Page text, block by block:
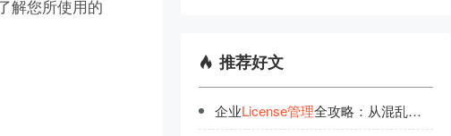
解您所使用的
推荐好文
企业License管理全攻略：从混乱到有序的蜕变